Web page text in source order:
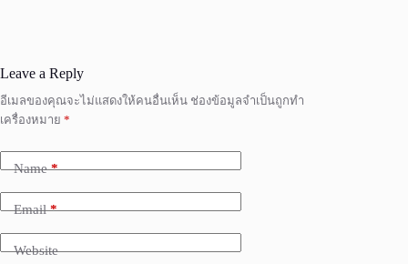
Leave a Reply
อีเมลของคุณจะไม่แสดงให้คนอื่นเห็น ช่องข้อมูลจำเป็นถูกทำ
เครื่องหมาย *
Name*
Email*
Website